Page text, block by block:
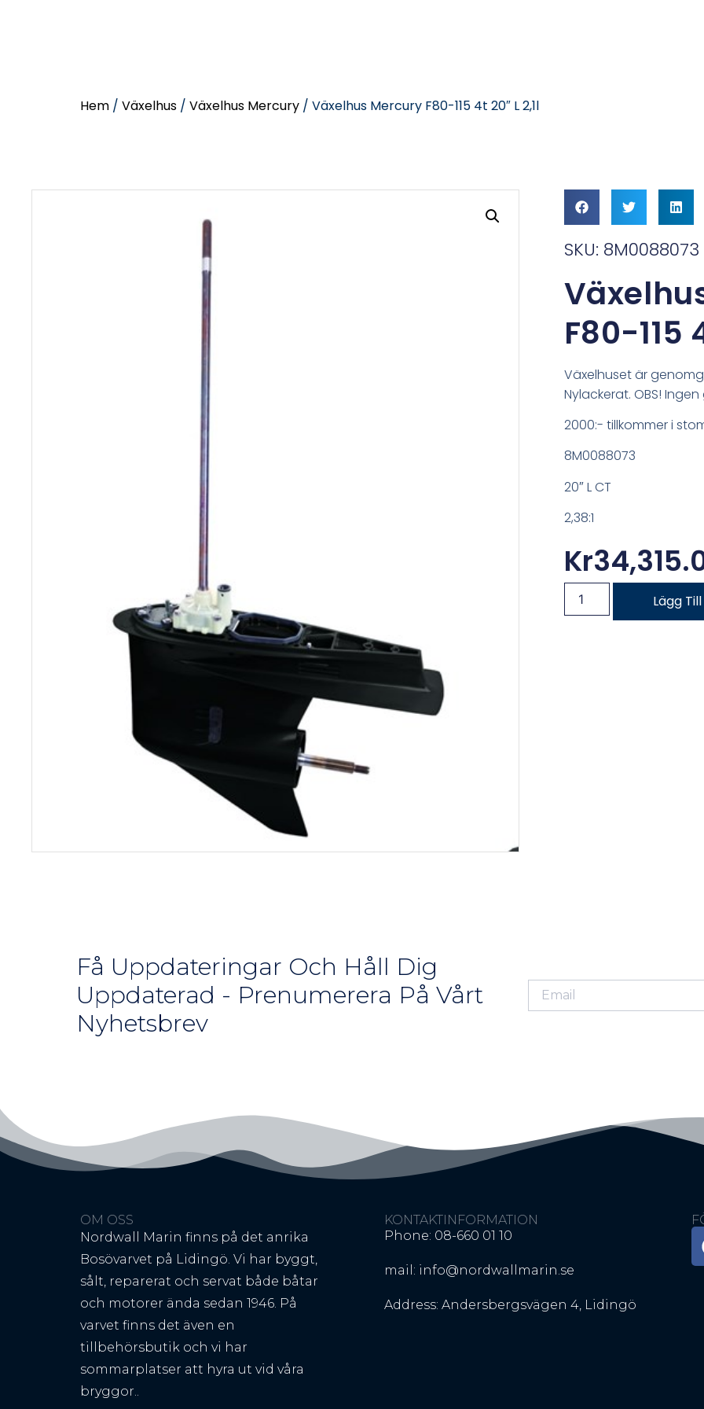
Hem / Växelhus / Växelhus Mercury / Växelhus Mercury F80-115 4t 20″ L 2,1l
SKU: 8M0088073
F80-115
Växelhuset är
Nylackerat. OBS!
2000:- tillkommer i
8M0088073
20″ L CT
2,38:1
Kr
Lägg
Få Uppdateringar Och Håll Dig
Uppdaterad - Prenumerera På Vårt
Nyhetsbrev
OM OSS
Nordwall Marin finns på det anrika
Bosövarvet på Lidingö. Vi har byggt,
sålt, reparerat och servat både båtar
och motorer ända sedan 1946. På
varvet finns det även en
tillbehörsbutik och vi har
sommarplatser att hyra ut vid våra
bryggor..
KONTAKTINFORMATION
Phone: 08-660 01 10
mail: info@nordwallmarin.se
Address: Andersbergsvägen 4, Lidingö